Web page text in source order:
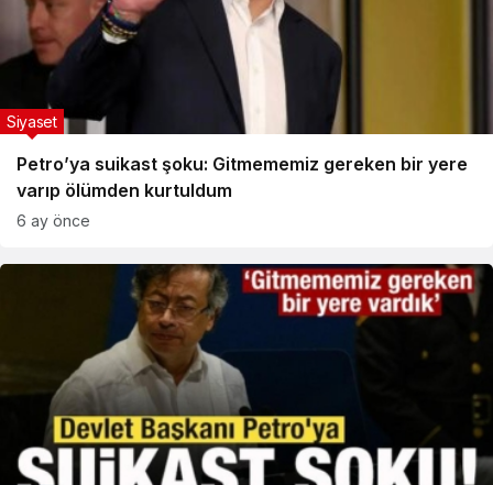
Petro’ya suikast şoku: Gitmememiz gereken bir yere
varıp ölümden kurtuldum
Siyaset
6 ay önce